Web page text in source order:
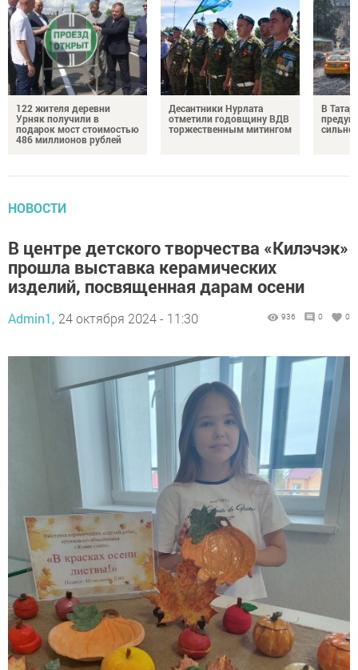
122 жителя деревни
Урняк получили в
подарок мост стоимостью
486 миллионов рублей
Десантники Нурлата
отметили годовщину ВДВ
торжественным митингом
В
НОВОСТИ
В центре детского творчества «Килэчэк»
прошла выставка керамических
изделий, посвященная дарам осени
Admin1, 24 октября 2024 - 11:30 936 0 0